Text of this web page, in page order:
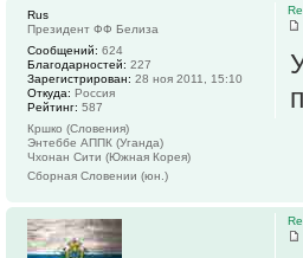
Rus
Президент ФФ Белиза
Сообщений: 624
Благодарностей: 227
Зарегистрирован: 28 ноя 2011, 15:10
Откуда: Россия
Рейтинг: 587
Кршко (Словения)
Энтеббе АППК (Уганда)
Чхонан Сити (Южная Корея)
Сборная Словении (юн.)